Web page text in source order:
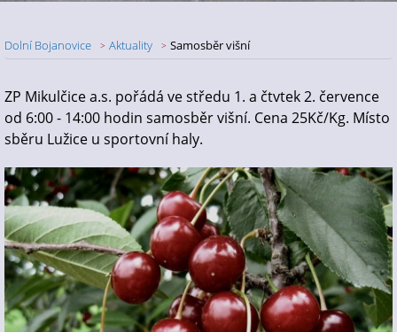
Dolní Bojanovice Aktuality Samosběr višní
Nadpis článku
ZP Mikulčice a.s. pořádá ve středu 1. a čtvtek 2. července
od 6:00 - 14:00 hodin samosběr višní. Cena 25Kč/Kg. Místo
sběru Lužice u sportovní haly.